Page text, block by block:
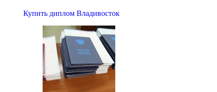
Купить диплом Владивосток